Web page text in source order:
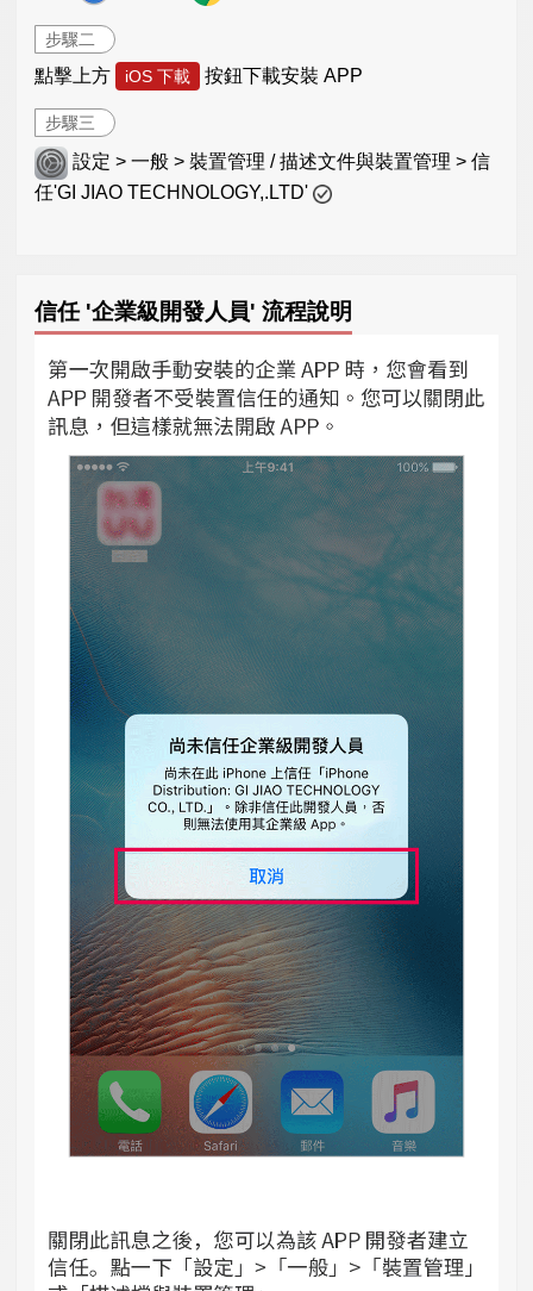
步驟二
點擊上方 iOS 下載 按鈕下載安裝 APP
步驟三
設定 > 一般 > 裝置管理 / 描述文件與裝置管理 > 信
任'GI JIAO TECHNOLOGY,.LTD'
信任 '企業級開發人員' 流程說明